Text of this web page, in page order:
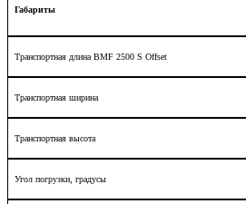
Габариты
Транспортная длинаBMF 2500S Offset
Транспортная ширина
Транспортная высота
Угол погрузки, градусы